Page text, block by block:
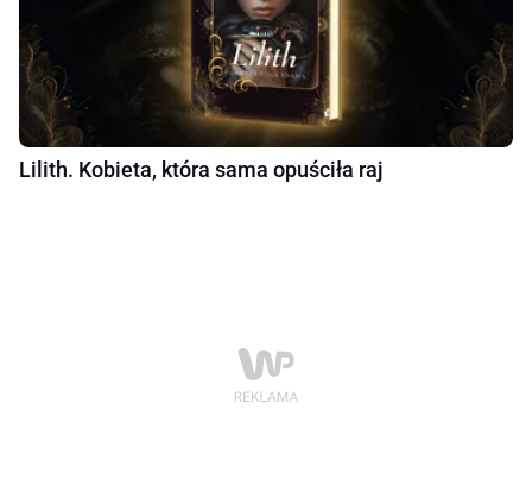
Lilith. Kobieta, która sama opuściła raj